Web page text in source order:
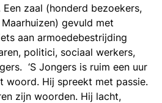
zaal (honderd bezoekers,
gevuld met
aan armoedebestrijding
politici, sociaal werkers,
‘S Jongers is ruim een uur
woord. Hij spreekt met passie.
zijn woorden. Hij lacht,